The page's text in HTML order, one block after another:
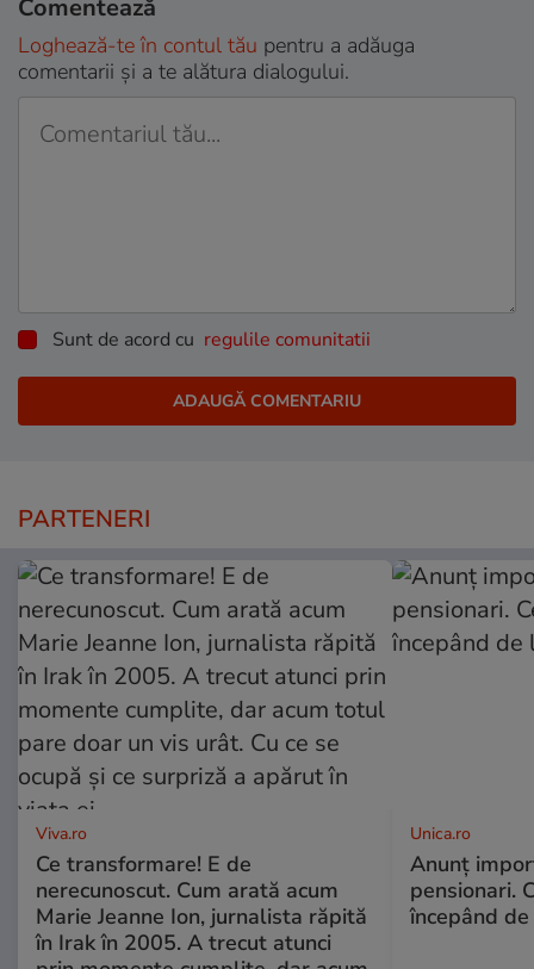
Comentează
Loghează-te în contul tău pentru a adăuga
comentarii și a te alătura dialogului.
Sunt de acord cu regulile comunitatii
PARTENERI
Viva.ro
Ce transformare! E de
nerecunoscut. Cum arată acum
Marie Jeanne Ion, jurnalista răpită
în Irak în 2005. A trecut atunci
Unica.ro
Anunț
pensionari.
începând